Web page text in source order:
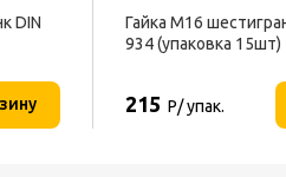
DIN
Гайка М16
934 (упаковка 15шт)
215 Р/ упак.